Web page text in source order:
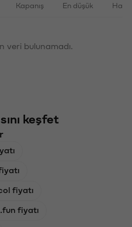
Kapanış En düşük
veri bulunamadı.
keşfet
fiyatı
fiyatı